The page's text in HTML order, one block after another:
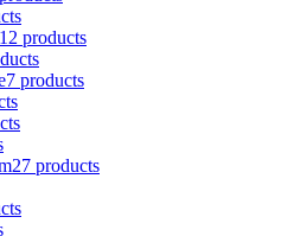
12 products
7 products
27 products